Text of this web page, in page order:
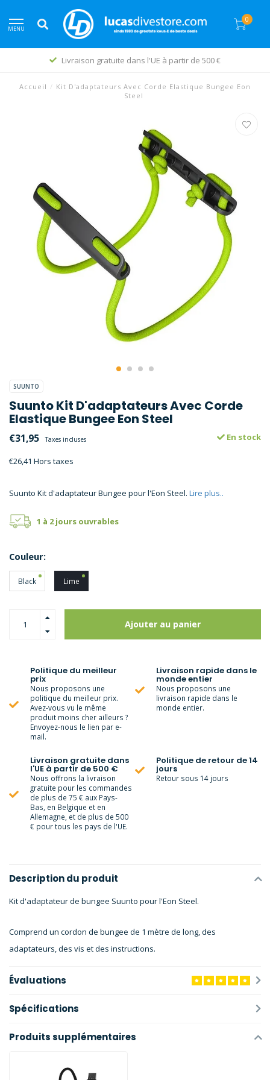
MENU
0
Livraison gratuite dans l'UE à partir de 500 €
Accueil / Kit D'adaptateurs Avec Corde Elastique Bungee Eon
Steel
SUUNTO
Suunto Kit D'adaptateurs Avec Corde
Elastique Bungee Eon Steel
€31,95 Taxes incluses
€26,41 Hors taxes
En stock
Suunto Kit d'adaptateur Bungee pour l'Eon Steel. Lire plus..
1 à 2 jours ouvrables
Couleur:
Black Lime
Ajouter au panier
Politique du meilleur
prix
Nous proposons une
politique du meilleur prix.
Avez-vous vu le même
produit moins cher ailleurs ?
Envoyez-nous le lien par e-
mail.
Livraison rapide dans le
monde entier
Nous proposons une
livraison rapide dans le
monde entier.
Livraison gratuite dans
l'UE à partir de 500 €
Nous offrons la livraison
gratuite pour les commandes
de plus de 75 € aux Pays-
Bas, en Belgique et en
Allemagne, et de plus de 500
€ pour tous les pays de l'UE.
Politique de retour de 14
jours
Retour sous 14 jours
Description du produit
Kit d'adaptateur de bungee Suunto pour l'Eon Steel.
Comprend un cordon de bungee de 1 mètre de long, des
adaptateurs, des vis et des instructions.
Évaluations
Spécifications
Produits supplémentaires